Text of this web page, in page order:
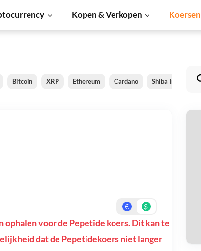
Kopen & Verkopen Koersen
Bitcoin XRP Ethereum Cardano Shiba Inu
€ $
voor de Pepetide koers. Dit kan te
dat de Pepetidekoers niet langer